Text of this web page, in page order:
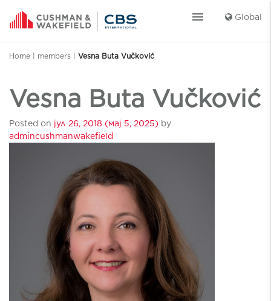
menu Global
Home members Vesna Buta Vučković
Vesna Buta Vučković
Posted on јул 26, 2018 (мај 5, 2025) by
admincushmanwakefield